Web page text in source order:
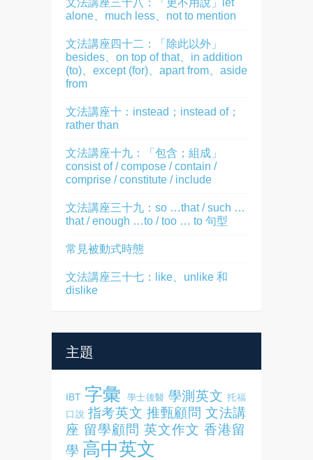
文法講座三十八：「更不用說」let
alone、much less、not to mention
文法講座四十二：「除此以外」
besides、on top of that、in addition
(to)、except (for)、apart from、aside
from
文法講座十：instead；instead of；
rather than
文法講座十九：「包含；組成」
consist of / compose / contain /
comprise / constitute / include
文法講座三十九：so …that / such …
that / enough …to / too … to 句型
常見被動式時態
文法講座三十七：like、unlike 和
dislike
主題
IBT 字彙 學士後醫 學測英文 托福
口說 指考英文 推甄顧問 文法講
座 留學顧問 英文作文 香港留
學 高中英文